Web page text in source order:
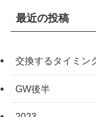
最近の投稿
交換するタイミン
GW後半